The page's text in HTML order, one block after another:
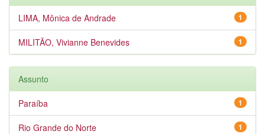
1
LIMA, Mônica de Andrade
1
MILITÃO, Vivianne Benevides
Assunto
1
Paraíba
1
Rio Grande do Norte